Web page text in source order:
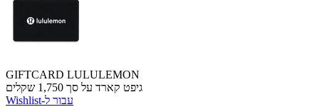
GIFTCARD LULULEMON
גיפט קארד על סך 1,750 שקלים
Wishlist-עבור ל